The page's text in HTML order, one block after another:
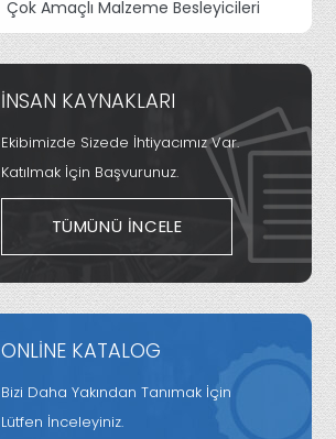
Çok Amaçlı Malzeme Besleyicileri
İNSAN KAYNAKLARI
Ekibimizde Sizede İhtiyacımız Var.
Katılmak İçin Başvurunuz.
TÜMÜNÜ İNCELE
ONLİNE KATALOG
Bizi Daha Yakından Tanımak İçin
Lütfen İnceleyiniz.